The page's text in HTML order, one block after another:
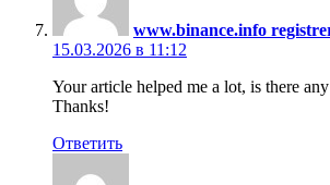
www.binance.info
15.03.2026 в 11:12
Your article helped me a lot, is there
Thanks!
Ответить